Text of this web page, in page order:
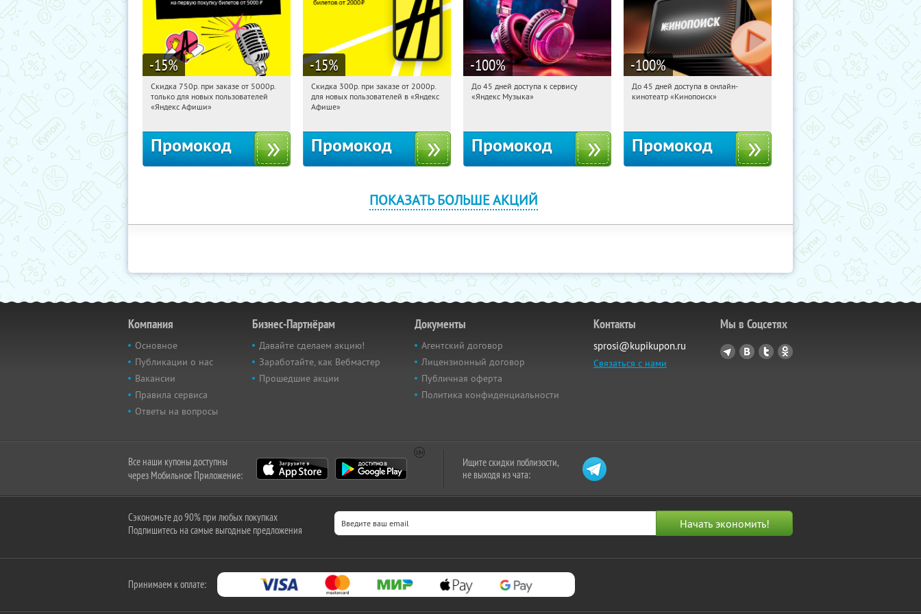
-15%
09:14:35 Получили:114
Россия
Скидка 750р. при заказе от 5000р.
только для новых пользователей
«Яндекс Афиши»
Промокод
-15%
09:14:35 Получили:65
Россия
Скидка 300р. при заказе от 2000р.
для новых пользователей в «Яндекс
Афише»
Промокод
-100%
09:14:35 Получили:
До 45 дней доступа к сервису
«Яндекс Музыка»
Промокод
-100%
09:14:35 Получили:
До 45 дней доступа в онлайн-
кинотеатр «Кинопоиск»
Промокод
ПОКАЗАТЬ БОЛЬШЕ АКЦИЙ
Компания
Основное
Публикации о нас
Вакансии
Правила сервиса
Ответы на вопросы
Бизнес-Партнёрам
Давайте сделаем акцию!
Заработайте, как Вебмастер
Прошедшие акции
Документы
Агентский договор
Лицензионный договор
Публичная оферта
Политика конфиденциальности
Контакты
sprosi@kupikupon.ru
Связаться с нами
Мы в Соцсетях
Все наши купоны доступны
через Мобильное Приложение:
Ищите скидки поблизости,
не выходя из чата:
Сэкономьте до 90% при любых покупках
Подпишитесь на самые выгодные предложения
Принимаем к оплате: